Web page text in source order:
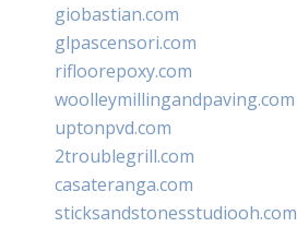
giobastian.com
glpascensori.com
rifloorepoxy.com
woolleymillingandpaving.com
uptonpvd.com
2troublegrill.com
casateranga.com
sticksandstonesstudiooh.com